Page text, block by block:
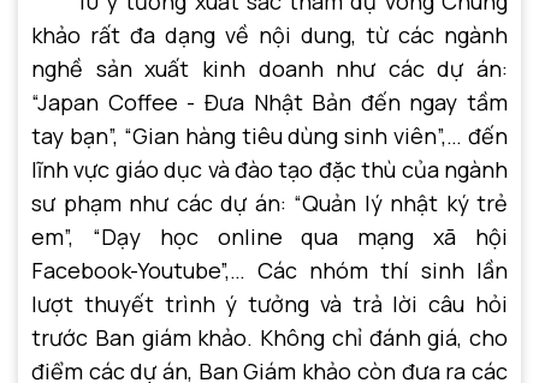
khảo rất đa dạng về nội dung, từ các ngành
nghề sản xuất kinh doanh như các dự án:
“Japan Coffee - Đưa Nhật Bản đến ngay tầm
tay bạn”, “Gian hàng tiêu dùng sinh viên”,… đến
lĩnh vực giáo dục và đào tạo đặc thù của ngành
sư phạm như các dự án: “Quản lý nhật ký trẻ
em”, “Dạy học online qua mạng xã hội
Facebook-Youtube”,… Các nhóm thí sinh lần
lượt thuyết trình ý tưởng và trả lời câu hỏi
trước Ban giám khảo. Không chỉ đánh giá, cho
điểm các dự án, Ban Giám khảo còn đưa ra các